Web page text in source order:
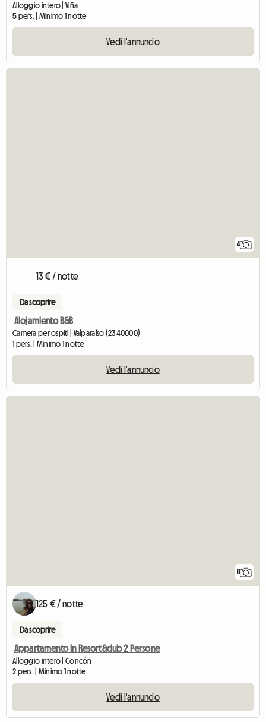
Alloggio intero | Viña
5 pers. | Minimo 1 notte
Vedi l'annuncio
4
13 € / notte
Da scoprire
Alojamiento B&B
Camera per ospiti | Valparaíso (2340000)
1 pers. | Minimo 1 notte
Vedi l'annuncio
11
125 € / notte
Da scoprire
Appartamento In Resort&club 2 Persone
Alloggio intero | Concón
2 pers. | Minimo 1 notte
Vedi l'annuncio